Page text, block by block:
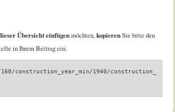
Übersicht einfügenmöchten,kopierenSie bitte den
in Ihrem Beitrag ein:
construction_year_min/1940/construction_